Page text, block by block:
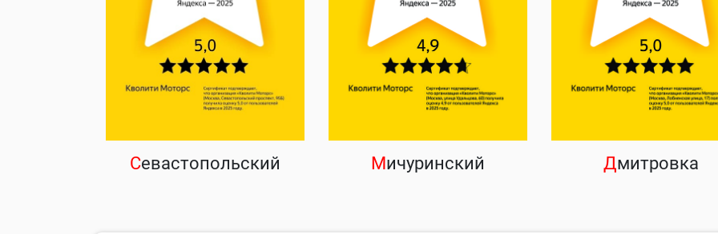
Севастопольский Мичуринский Дмитровка